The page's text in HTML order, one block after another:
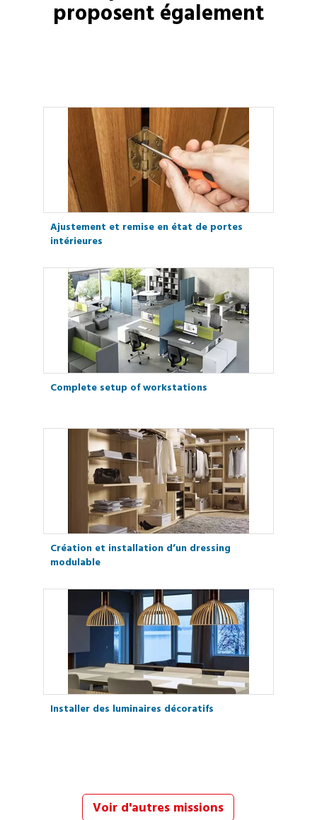
proposent également
Ajustement et remise en état de portes
intérieures
Complete setup of workstations
Création et installation d’un dressing
modulable
Installer des luminaires décoratifs
Voir d'autres missions